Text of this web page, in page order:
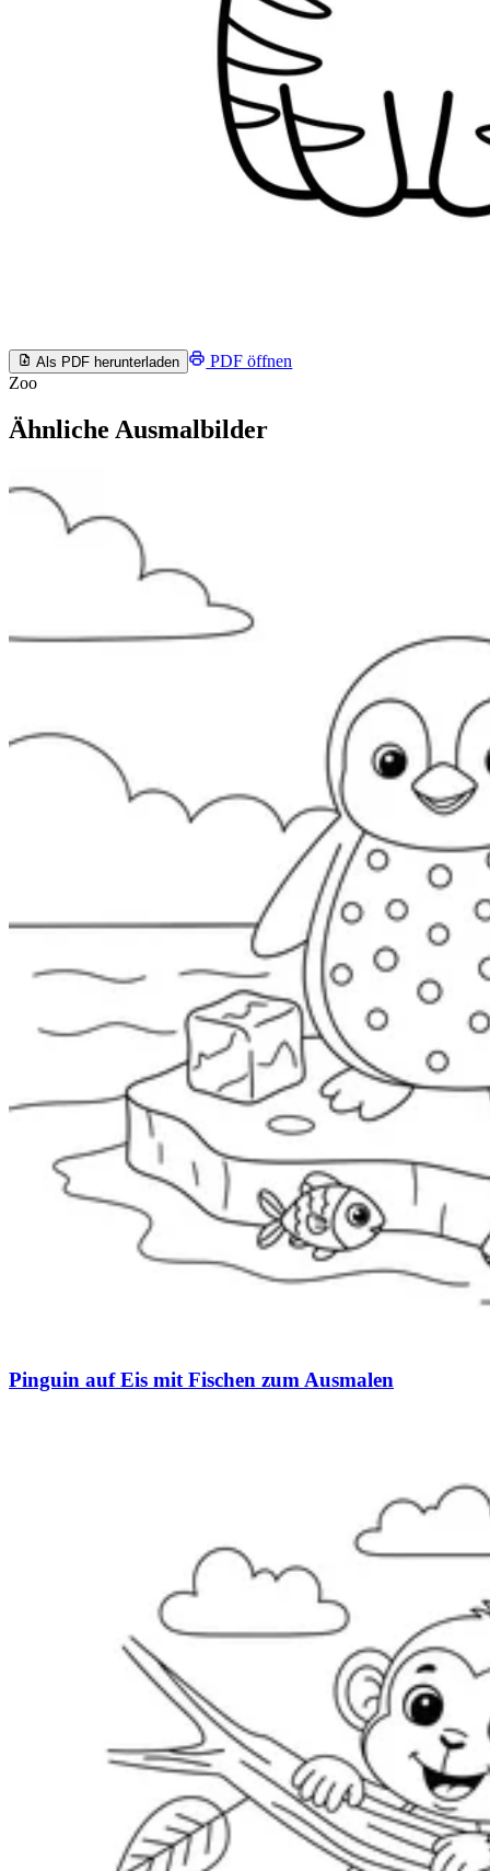
Als PDF herunterladen
PDF öffnen
Zoo
Ähnliche Ausmalbilder
Pinguin auf Eis mit Fischen zum Ausmalen